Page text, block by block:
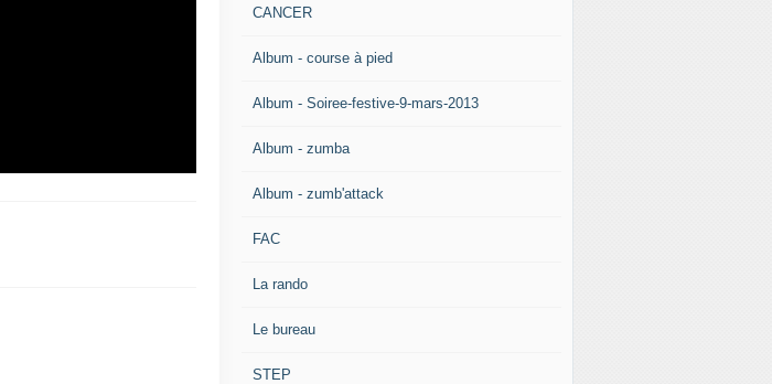
CANCER
Album - course à pied
Album - Soiree-festive-9-mars-2013
Album - zumba
Album - zumb'attack
FAC
La rando
Le bureau
STEP